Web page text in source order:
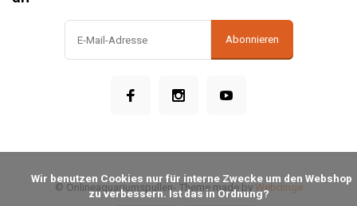
Abonnieren
© Onlineaquariumspullen- Theme made by Webdinge
zu verbessern. Ist das in Ordnung?